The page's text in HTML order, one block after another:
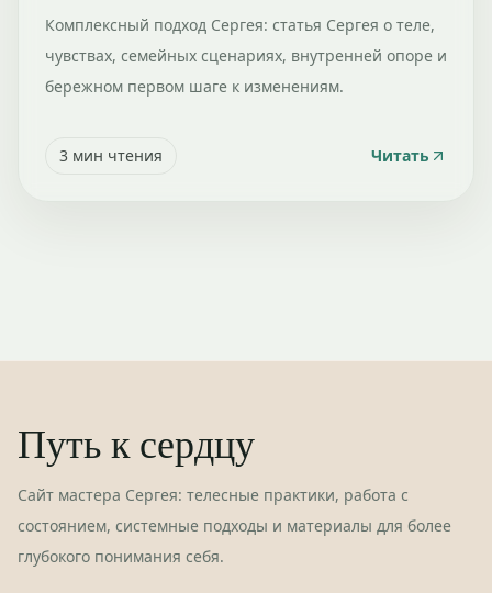
Комплексный подход Сергея: статья Сергея о теле,
чувствах, семейных сценариях, внутренней опоре и
бережном первом шаге к изменениям.
3 мин чтения Читать
Путь к сердцу
Сайт мастера Сергея: телесные практики, работа с
состоянием, системные подходы и материалы для более
глубокого понимания себя.